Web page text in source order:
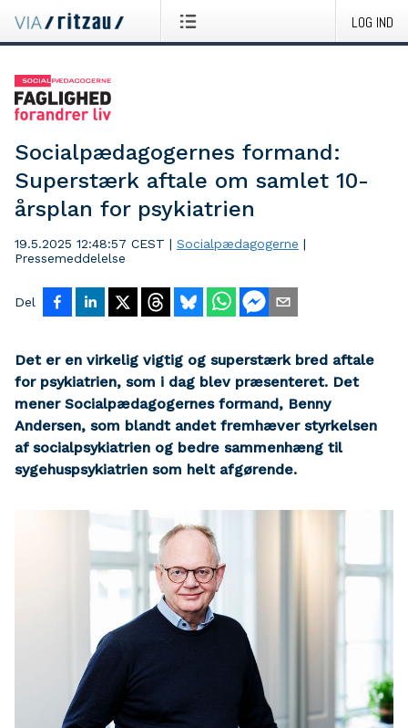
LOG IND
Socialpædagogernes formand:
Superstærk aftale om samlet 10-
årsplan for psykiatrien
19.5.2025 12:48:57 CEST | Socialpædagogerne |
Pressemeddelelse
Del
Det er en virkelig vigtig og superstærk bred aftale
for psykiatrien, som i dag blev præsenteret. Det
mener Socialpædagogernes formand, Benny
Andersen, som blandt andet fremhæver styrkelsen
af socialpsykiatrien og bedre sammenhæng til
sygehuspsykiatrien som helt afgørende.